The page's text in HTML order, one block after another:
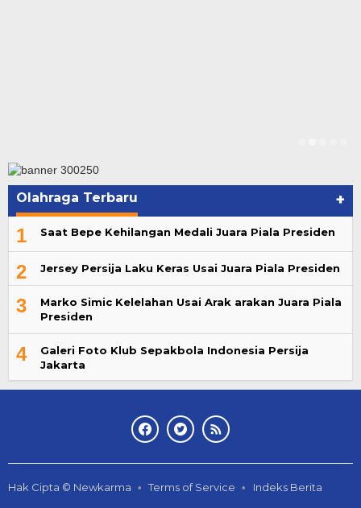
Olahraga Terbaru +
1 Saat Bepe Kehilangan Medali Juara Piala Presiden
2 Jersey Persija Laku Keras Usai Juara Piala Presiden
3
Marko Simic Kelelahan Usai Arak arakan Juara Piala
Presiden
4
Galeri Foto Klub Sepakbola Indonesia Persija
Jakarta
Hak Cipta © Newkarma Terms of Service Indeks Berita